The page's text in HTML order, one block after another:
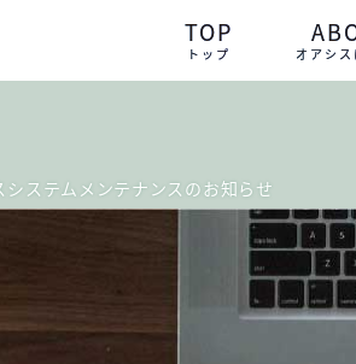
TOP
トップ オアシ
システムメンテナンスのお知らせ